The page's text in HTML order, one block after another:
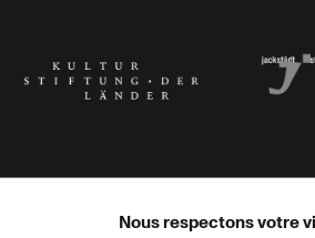
Nous respectons votre